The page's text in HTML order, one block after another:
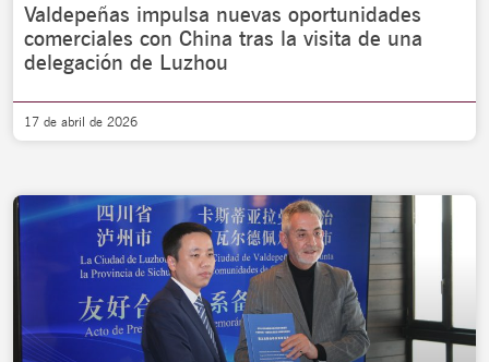
Valdepeñas impulsa nuevas oportunidades
comerciales con China tras la visita de una
delegación de Luzhou
17 de abril de 2026